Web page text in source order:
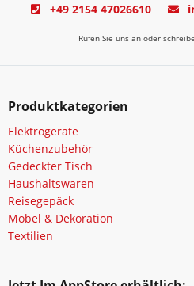
+49 2154 47026610
Rufen Sie uns an oder
Produktkategorien
Elektrogeräte
Küchenzubehör
Gedeckter Tisch
Haushaltswaren
Reisegepäck
Möbel & Dekoration
Textilien